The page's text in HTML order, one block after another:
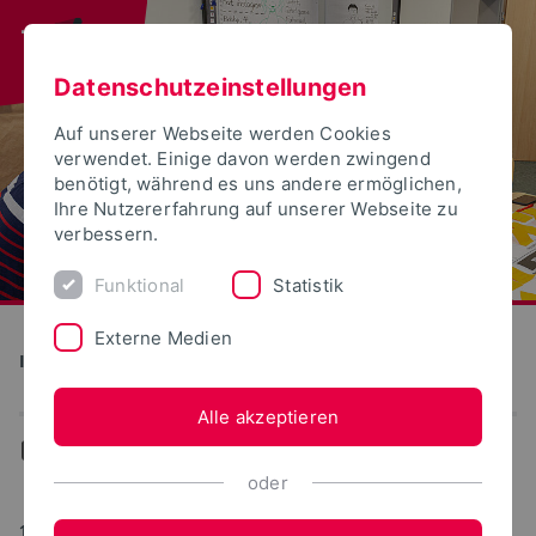
Institut für Wissenschaftsdialog
... Aktuelles
19.11.2024
Datenschutzeinstellungen
Auf unserer Webseite werden Cookies
verwendet. Einige davon werden zwingend
benötigt, während es uns andere ermöglichen,
Ihre Nutzererfahrung auf unserer Webseite zu
verbessern.
Funktional Statistik
Externe Medien
Alle akzeptieren
oder